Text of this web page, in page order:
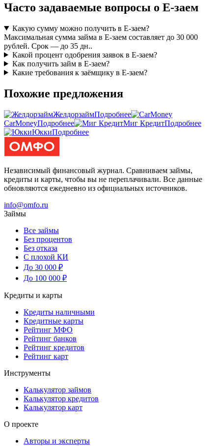
Часто задаваемые вопросы о Е-заем
Какую сумму можно получить в Е-заем?
Максимальная сумма займа в Е-заем составляет до 30 000
рублей. Срок — до 35 дн..
Какой процент одобрения заявок в Е-заем?
Как получить займ в Е-заем?
Какие требования к заёмщику в Е-заем?
Похожие предложения
ЖелдорзаймПодробнее
CarMoneyПодробнее Миг КредитПодробнее
ЮккиПодробнее
Независимый финансовый журнал. Сравниваем займы,
кредиты и карты, чтобы вы не переплачивали. Все данные
обновляются ежедневно из официальных источников.
info@omfo.ru
Займы
Все займы
Без процентов
Без отказа
С плохой КИ
До 30 000 ₽
До 100 000 ₽
Кредиты и карты
Кредиты наличными
Кредитные карты
Рейтинг МФО
Рейтинг банков
Рейтинг кредитов
Рейтинг карт
Инструменты
Калькулятор займов
Калькулятор кредитов
Калькулятор карт
О проекте
Авторы и эксперты